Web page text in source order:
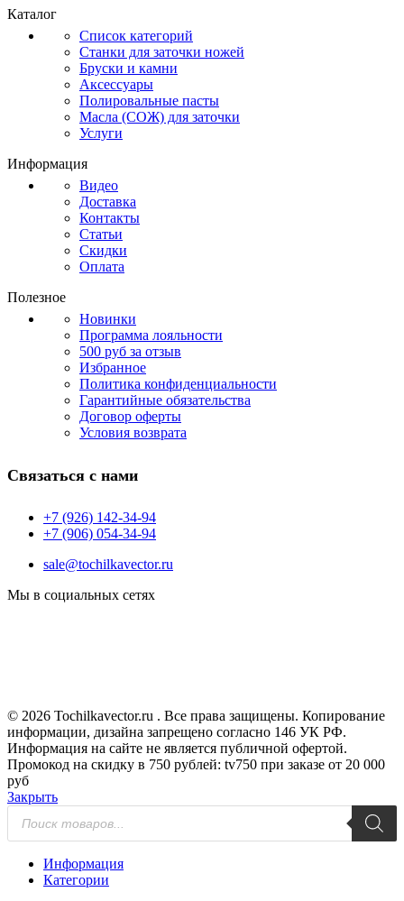
Каталог
Список категорий
Станки для заточки ножей
Бруски и камни
Аксессуары
Полировальные пасты
Масла (СОЖ) для заточки
Услуги
Информация
Видео
Доставка
Контакты
Статьи
Скидки
Оплата
Полезное
Новинки
Программа лояльности
500 руб за отзыв
Избранное
Политика конфиденциальности
Гарантийные обязательства
Договор оферты
Условия возврата
Связаться с нами
+7 (926) 142-34-94
+7 (906) 054-34-94
sale@tochilkavector.ru
Мы в социальных сетях
© 2026 Tochilkavector.ru . Все права защищены. Копирование
информации, дизайна запрещено согласно 146 УК РФ.
Информация на сайте не является публичной офертой.
Промокод на скидку в 750 рублей: tv750 при заказе от 20 000
руб
Закрыть
Поиск
товаров
Информация
Категории